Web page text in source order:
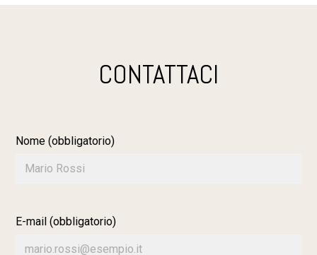
CONTATTACI
Nome (obbligatorio)
E-mail (obbligatorio)